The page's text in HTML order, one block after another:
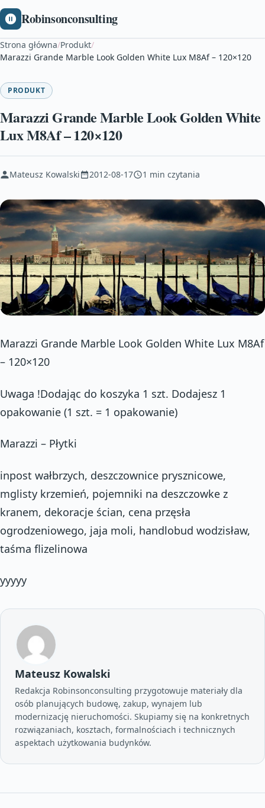
Robinsonconsulting
Strona główna/Produkt/
Marazzi Grande Marble Look Golden White Lux M8Af – 120×120
PRODUKT
Marazzi Grande Marble Look Golden White
Lux M8Af – 120×120
Mateusz Kowalski 2012-08-17 1 min czytania
Marazzi Grande Marble Look Golden White Lux M8Af
– 120×120
Uwaga !Dodając do koszyka 1 szt. Dodajesz 1
opakowanie (1 szt. = 1 opakowanie)
Marazzi – Płytki
inpost wałbrzych, deszczownice prysznicowe,
mglisty krzemień, pojemniki na deszczowke z
kranem, dekoracje ścian, cena przęsła
ogrodzeniowego, jaja moli, handlobud wodzisław,
taśma flizelinowa
yyyyy
Mateusz Kowalski
Redakcja Robinsonconsulting przygotowuje materiały dla
osób planujących budowę, zakup, wynajem lub
modernizację nieruchomości. Skupiamy się na konkretnych
rozwiązaniach, kosztach, formalnościach i technicznych
aspektach użytkowania budynków.